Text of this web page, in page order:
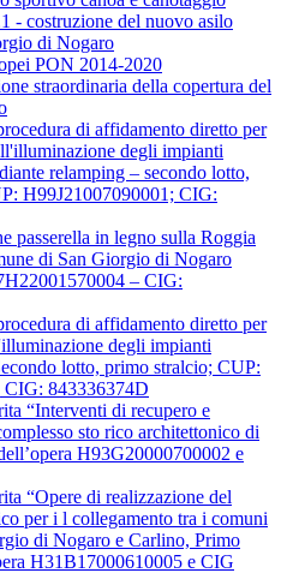
- costruzione del nuovo asilo
di Nogaro
PON 2014-2020
straordinaria della copertura del
di affidamento diretto per
degli impianti
relamping – secondo lotto,
H99J21007090001; CIG:
passerella in legno sulla Roggia
di San Giorgio di Nogaro
– CIG:
di affidamento diretto per
degli impianti
lotto, primo stralcio; CUP:
CIG: 843336374D
“Interventi di recupero e
sto rico architettonico di
H93G20000700002 e
“Opere di realizzazione del
per i l collegamento tra i comuni
di Nogaro e Carlino, Primo
H31B17000610005 e CIG